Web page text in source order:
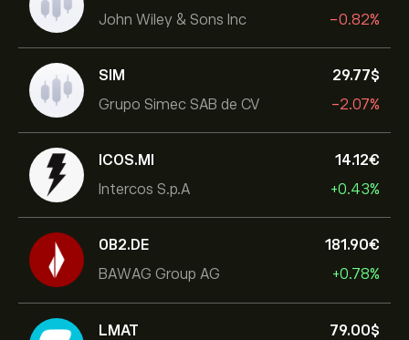
John Wiley & Sons Inc -0.82%
SIM
Grupo Simec SAB de CV
29.77‎$‎
-2.07%
ICOS.MI
Intercos S.p.A
14.12‎€‎
+0.43%
0B2.DE
BAWAG Group AG
181.90‎€‎
+0.78%
LMAT
79.00‎$‎